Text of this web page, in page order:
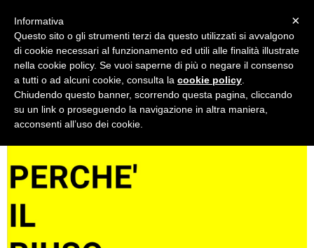
Alessandro Masturzo
NEWS PROJECTS PRESS INFO CONTACT
×
Informativa
Questo sito o gli strumenti terzi da questo utilizzati si avvalgono
di cookie necessari al funzionamento ed utili alle finalità illustrate
nella cookie policy. Se vuoi saperne di più o negare il consenso
a tutti o ad alcuni cookie, consulta la cookie policy
Chiudendo questo banner, scorrendo questa pagina, cliccando
su un link o proseguendo la navigazione in altra maniera,
acconsenti all’uso dei cookie.